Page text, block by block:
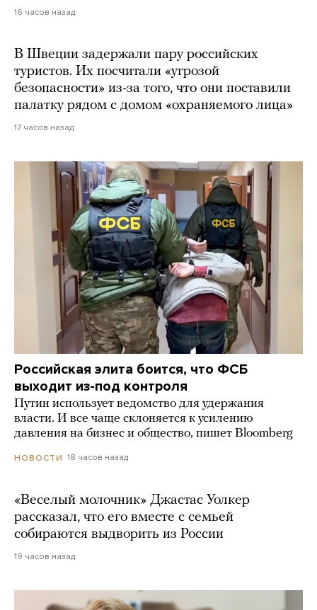
16 часов назад
В Швеции задержали пару российских
туристов. Их посчитали «угрозой
безопасности» из-за того, что они поставили
палатку рядом с домом «охраняемого лица»
17 часов назад
Российская элита боится, что ФСБ
выходит из-под контроля
Путин использует ведомство для удержания
власти. И все чаще склоняется к усилению
давления на бизнес и общество, пишет Bloomberg
НОВОСТИ 18 часов назад
«Веселый молочник» Джастас Уолкер
рассказал, что его вместе с семьей
собираются выдворить из России
19 часов назад